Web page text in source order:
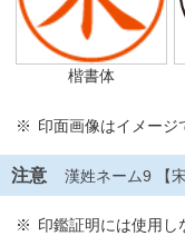
楷書体
印面画像はイメージ
注意 漢姓ネーム9 【
印鑑証明には使用し